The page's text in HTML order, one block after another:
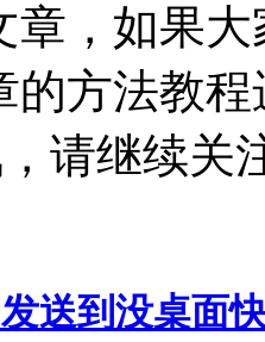
章，如果
的方法教
请继续关
送到没桌面